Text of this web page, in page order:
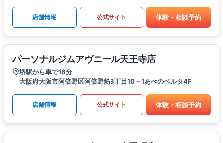
店舗情報 公式サイト 体験・相談予約
パーソナルジムアヴニール天王寺店
堺駅から車で16分
大阪府大阪市阿倍野区阿倍野筋3丁目10－1あべのベルタ4F
店舗情報 公式サイト 体験・相談予約